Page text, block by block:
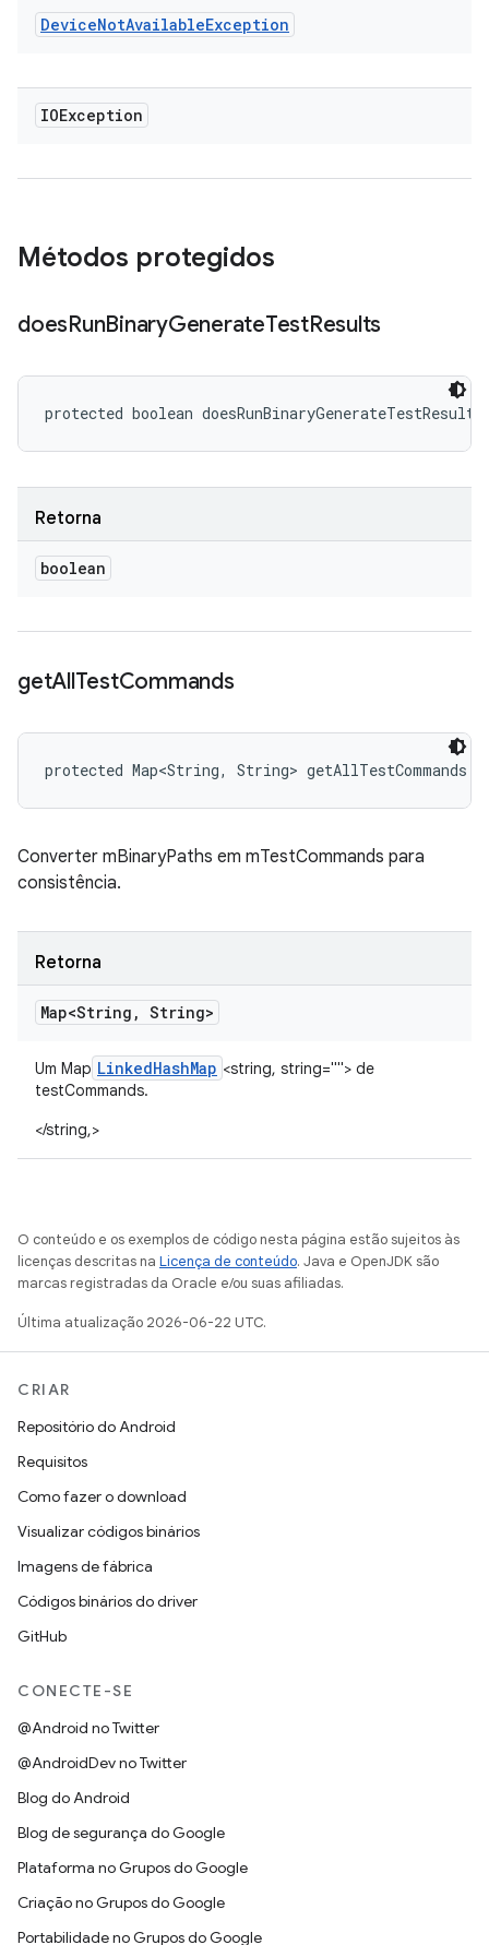
DeviceNotAvailableException
IOException
Métodos protegidos
doesRunBinaryGenerateTestResults
protected boolean
Retorna
boolean
getAllTestCommands
protected Map<String, String> getAllTestCommands
Converter mBinaryPaths em mTestCommands para
consistência.
Retorna
Map<String , String>
Um Map LinkedHashMap <string, string=""> de
testCommands.
</string,>
O conteúdo e os exemplos de código nesta página estão sujeitos às
licenças descritas na Licença de conteúdo. Java e OpenJDK são
marcas registradas da Oracle e/ou suas afiliadas.
Última atualização 2026-06-22 UTC.
CRIAR
Repositório do Android
Requisitos
Como fazer o download
Visualizar códigos binários
Imagens de fábrica
Códigos binários do driver
GitHub
CONECTE-SE
@Android no Twitter
@AndroidDev no Twitter
Blog do Android
Blog de segurança do Google
Plataforma no Grupos do Google
Criação no Grupos do Google
Portabilidade no Grupos do Google